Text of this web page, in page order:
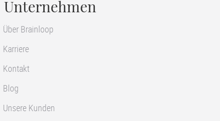
Unternehmen
Über Brainloop
Karriere
Kontakt
Blog
Unsere Kunden